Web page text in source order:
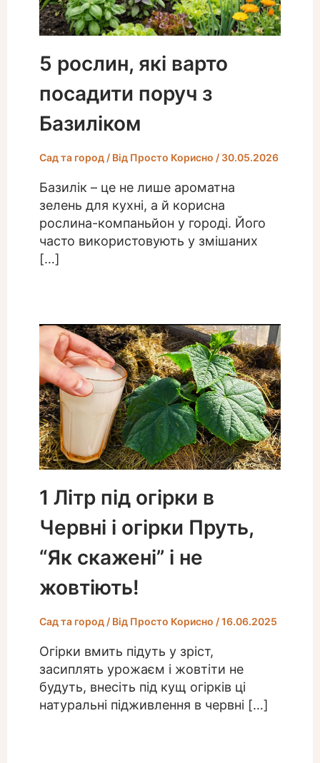
5 рослин, які варто
посадити поруч з
Базиліком
Сад та город/ Від Просто Корисно / 30.05.2026
Базилік – це не лише ароматна
зелень для кухні, а й корисна
рослина-компаньйон у городі. Його
часто використовують у змішаних
[…]
1 Літр під огірки в
Червні і огірки Пруть,
“Як скажені” і не
жовтіють!
Сад та город/ Від Просто Корисно /16.06.2025
Огірки вмить підуть у зріст,
засиплять урожаєм і жовтіти не
будуть, внесіть під кущ огірків ці
натуральні підживлення в червні […]